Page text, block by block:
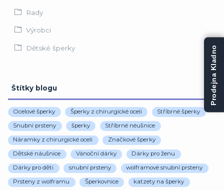
Rady
Výrobci
Dětské šperky
Štítky blogu
Ocelové šperky Šperky z chirurgické oceli Stříbrné šperky
Snubní prsteny šperky Stříbrné néušnice
Náramky z chirurgické oceli Značkové šperky
Dětské náušnice Vánoční dárky Dárky pro ženu
Dárky pro děti snubní prsteny wolframové snubní prsteny
Prsteny z wolframu Šperkovnice katzety na šperky
Prodejna Kladno